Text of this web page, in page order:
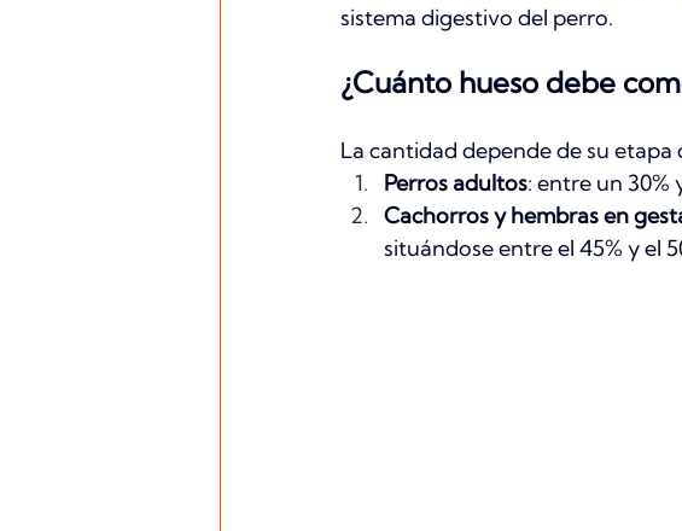
sistema digestivo del perro.
¿Cuánto hueso debe
La cantidad depende de su etapa
Perros adultos: entre un
Cachorros y hembras en
situándose entre el 45% y el